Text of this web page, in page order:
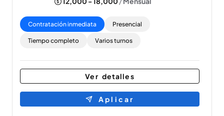
Contratación inmediata Presencial
Tiempo completo Varios turnos
Ver detalles
Aplicar